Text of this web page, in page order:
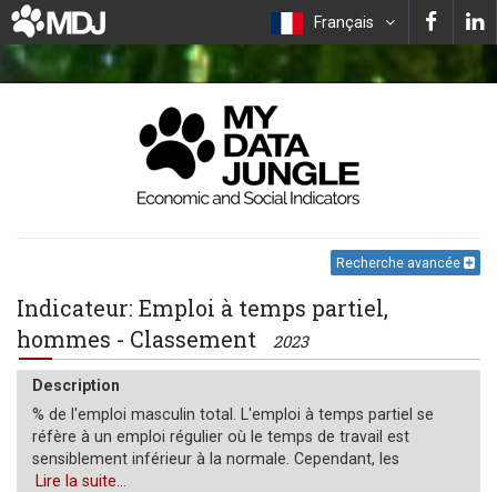
Français
Recherche avancée
Indicateur: Emploi à temps partiel,
hommes - Classement
2023
Description
% de l'emploi masculin total. L'emploi à temps partiel se
réfère à un emploi régulier où le temps de travail est
sensiblement inférieur à la normale. Cependant, les
définitions de l'emploi à temps partiel varient selon le pays.
Lire la suite...